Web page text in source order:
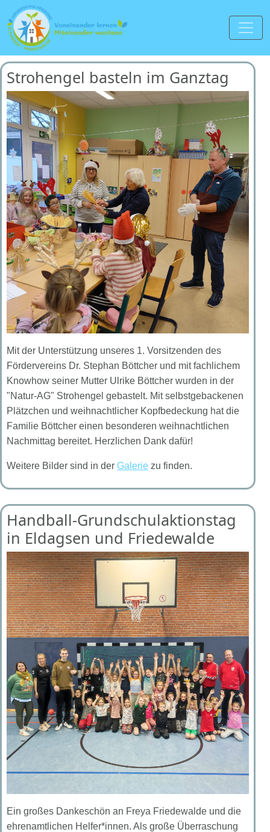
Strohengel basteln im Ganztag
Mit der Unterstützung unseres 1. Vorsitzenden des
Fördervereins Dr. Stephan Böttcher und mit fachlichem
Knowhow seiner Mutter Ulrike Böttcher wurden in der
"Natur-AG" Strohengel gebastelt. Mit selbstgebackenen
Plätzchen und weihnachtlicher Kopfbedeckung hat die
Familie Böttcher einen besonderen weihnachtlichen
Nachmittag bereitet. Herzlichen Dank dafür!
Weitere Bilder sind in der Galerie zu finden.
Handball-Grundschulaktionstag
in Eldagsen und Friedewalde
Ein großes Dankeschön an Freya Friedewalde und die
ehrenamtlichen Helfer*innen. Als große Überraschung